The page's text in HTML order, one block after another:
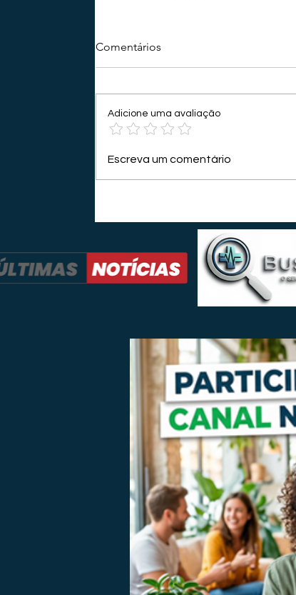
Comentários
Adicione uma avaliação
Escreva um comentário